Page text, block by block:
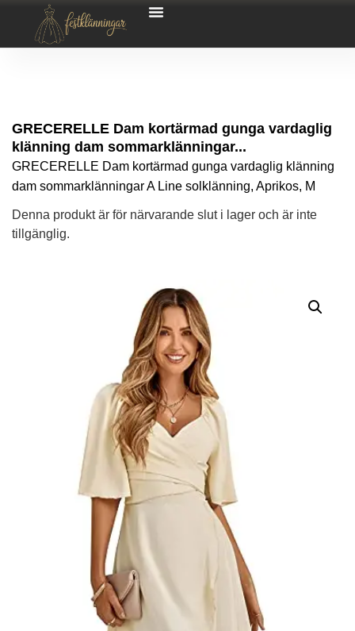
GRECERELLE Dam kortärmad gunga vardaglig
klänning dam sommarklänningar...
GRECERELLE Dam kortärmad gunga vardaglig klänning
dam sommarklänningar A Line solklänning, Aprikos, M
Denna produkt är för närvarande slut i lager och är inte
tillgänglig.